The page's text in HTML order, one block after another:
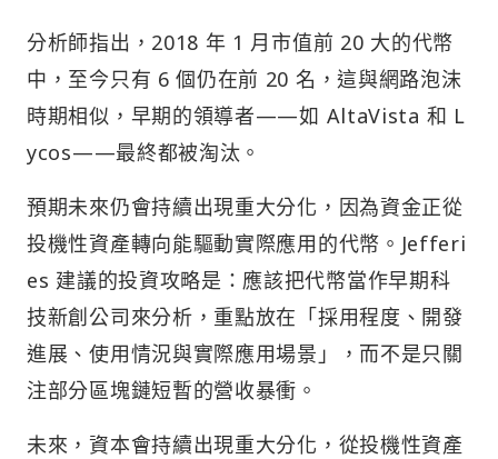
分析師指出，2018 年 1 月市值前 20 大的代幣
中，至今只有 6 個仍在前 20 名，這與網路泡沫
時期相似，早期的領導者——如 AltaVista 和 L
ycos——最終都被淘汰。
預期未來仍會持續出現重大分化，因為資金正從
投機性資產轉向能驅動實際應用的代幣。Jefferi
es 建議的投資攻略是：應該把代幣當作早期科
技新創公司來分析，重點放在「採用程度、開發
進展、使用情況與實際應用場景」，而不是只關
注部分區塊鏈短暫的營收暴衝。
未來，資本會持續出現重大分化，從投機性資產